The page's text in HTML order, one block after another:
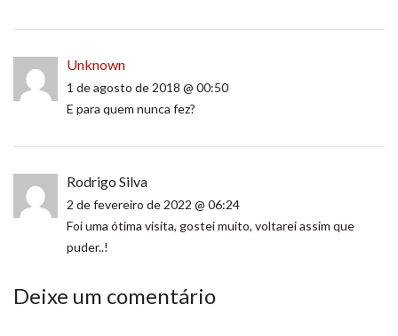
Unknown
1 de agosto de 2018 @ 00:50
E para quem nunca fez?
Rodrigo Silva
2 de fevereiro de 2022 @ 06:24
Foi uma ótima visita, gostei muito, voltarei assim que
puder..!
Deixe um comentário